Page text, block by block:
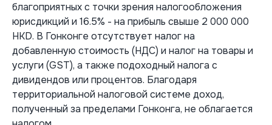
благоприятных с точки зрения налогообложения
юрисдикций и 16.5% - на прибыль свыше 2 000 000
HKD. В Гонконге отсутствует налог на
добавленную стоимость (НДС) и налог на товары и
услуги (GST), а также подоходный налога с
дивидендов или процентов. Благодаря
территориальной налоговой системе доход,
полученный за пределами Гонконга, не облагается